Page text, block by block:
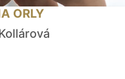
ORLY